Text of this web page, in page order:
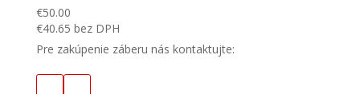
€50.00
€40.65 bez DPH
Pre zakúpenie záberu nás kontaktujte: